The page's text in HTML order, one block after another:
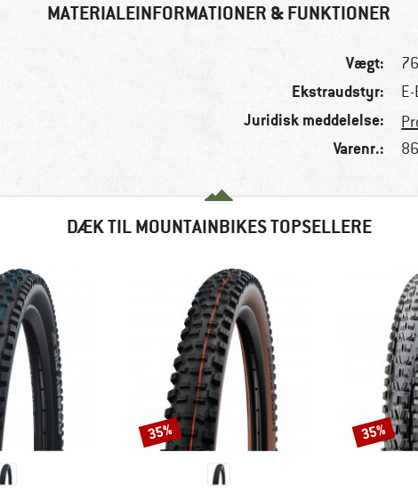
MATERIALEINFORMATIONER & FUNKTIONER
Vægt:
Ekstraudstyr:
Juridisk meddelelse:
Varenr.:
DÆK TIL MOUNTAINBIKES TOPSELLERE
Rabat
35% Rabat
35%